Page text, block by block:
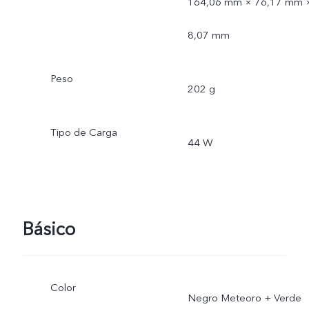
8,07 mm
Peso
202 g
Tipo de Carga
44 W
Básico
Color
Negro Meteoro + Verde